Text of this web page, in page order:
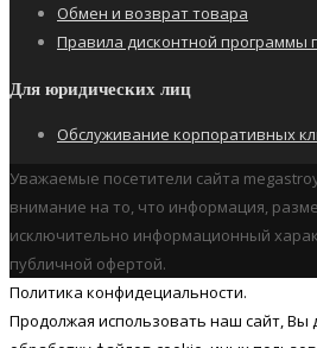
Обмен и возврат товара
Правила дисконтной программы
Для юридических лиц
Обслуживание корпоративных
Уважаемые посетители сайта
внимание на то, что информация,
исключительно информационный
публичной офертой.
Политика конфидециальности.
Продолжая использовать наш cайт, Вы